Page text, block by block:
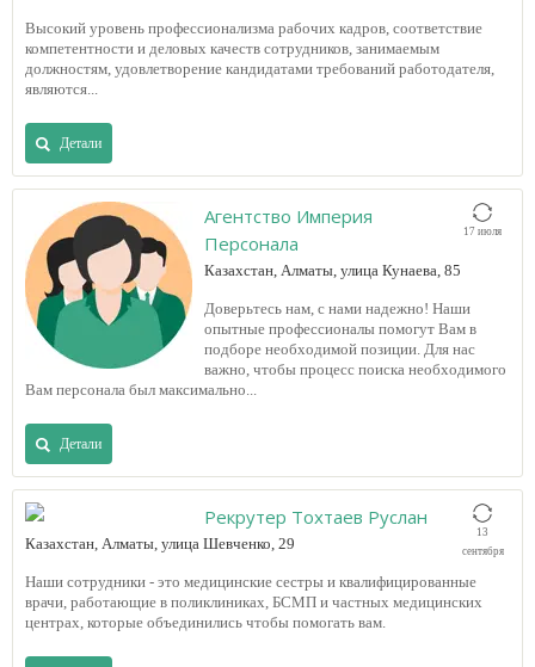
Высокий уровень профессионализма рабочих кадров, соответствие
компетентности и деловых качеств сотрудников, занимаемым
должностям, удовлетворение кандидатами требований работодателя,
являются...
Детали
17 июля
Агентство Империя
Персонала
Казахстан, Алматы, улица Кунаева, 85
Доверьтесь нам, с нами надежно! Наши
опытные профессионалы помогут Вам в
подборе необходимой позиции. Для нас
важно, чтобы процесс поиска необходимого
Вам персонала был максимально...
Детали
13
сентября
Рекрутер Тохтаев Руслан
Казахстан, Алматы, улица Шевченко, 29
Наши сотрудники - это медицинские сестры и квалифицированные
врачи, работающие в поликлиниках, БСМП и частных медицинских
центрах, которые объединились чтобы помогать вам.